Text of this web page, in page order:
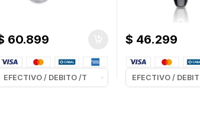
60.899 $ 46.299